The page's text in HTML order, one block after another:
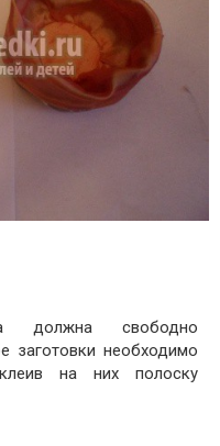
должна свободно
заготовки необходимо
на них полоску